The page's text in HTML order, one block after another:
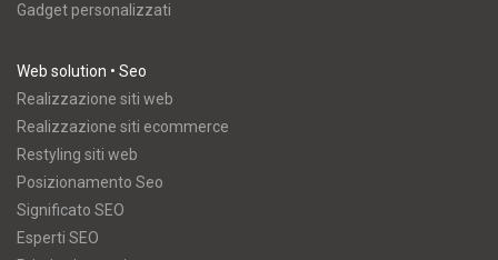
Gadget personalizzati
Web solution • Seo
Realizzazione siti web
Realizzazione siti ecommerce
Restyling siti web
Posizionamento Seo
Significato SEO
Esperti SEO